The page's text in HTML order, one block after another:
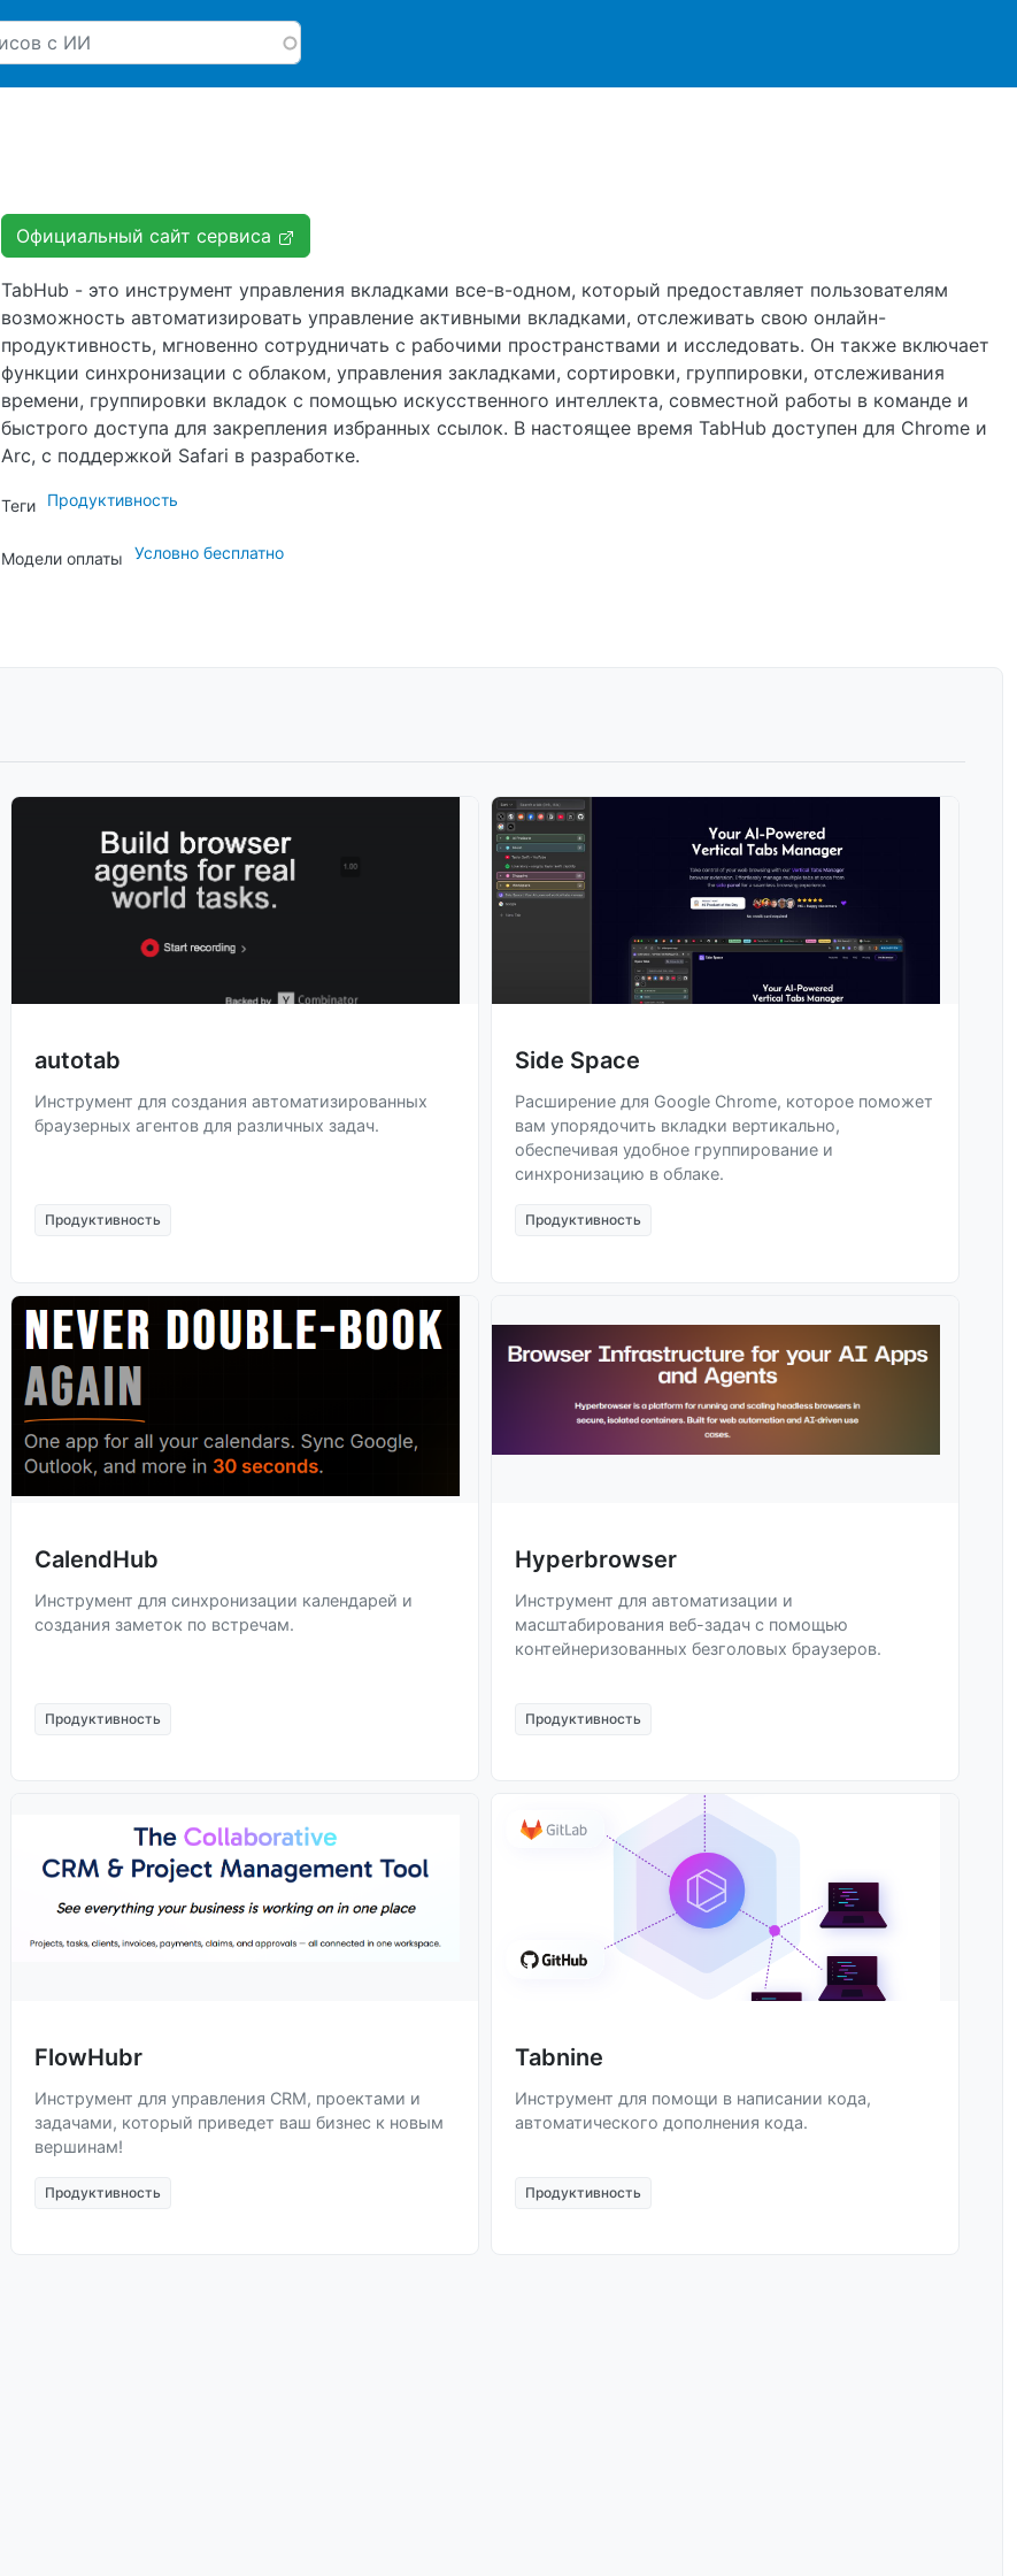
Перейти к основному содержанию
Официальный сайт сервиса
TabHub - это инструмент управления вкладками все-в-одном, который предоставляет пользователям
возможность автоматизировать управление активными вкладками, отслеживать свою онлайн-
продуктивность, мгновенно сотрудничать с рабочими пространствами и исследовать. Он также включает
функции синхронизации с облаком, управления закладками, сортировки, группировки, отслеживания
времени, группировки вкладок с помощью искусственного интеллекта, совместной работы в команде и
быстрого доступа для закрепления избранных ссылок. В настоящее время TabHub доступен для Chrome и
Arc, с поддержкой Safari в разработке.
Теги Продуктивность
Модели оплаты Условно бесплатно
autotab
Инструмент для создания автоматизированных
браузерных агентов для различных задач.
Продуктивность
Side Space
Расширение для Google Chrome, которое поможет
вам упорядочить вкладки вертикально,
обеспечивая удобное группирование и
синхронизацию в облаке.
Продуктивность
CalendHub
Инструмент для синхронизации календарей и
создания заметок по встречам.
Продуктивность
Hyperbrowser
Инструмент для автоматизации и
масштабирования веб-задач с помощью
контейнеризованных безголовых браузеров.
Продуктивность
FlowHubr
Инструмент для управления CRM, проектами и
задачами, который приведет ваш бизнес к новым
вершинам!
Продуктивность
Tabnine
Инструмент для помощи в написании кода,
автоматического дополнения кода.
Продуктивность